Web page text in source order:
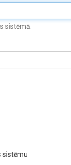
sistēmā.
sistēmu